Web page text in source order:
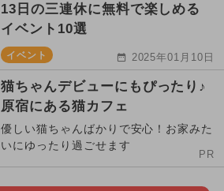
13日の三連休に無料で楽しめる
イベント10選
イベント 2025年01月10日
猫ちゃんデビューにもぴったり♪
原宿にある猫カフェ
優しい猫ちゃんばかりで安心！お家みた
いにゆったり過ごせます
PR